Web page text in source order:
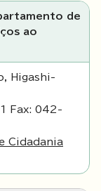
de
ao
Higashi-
Fax: 042-
Cidadania